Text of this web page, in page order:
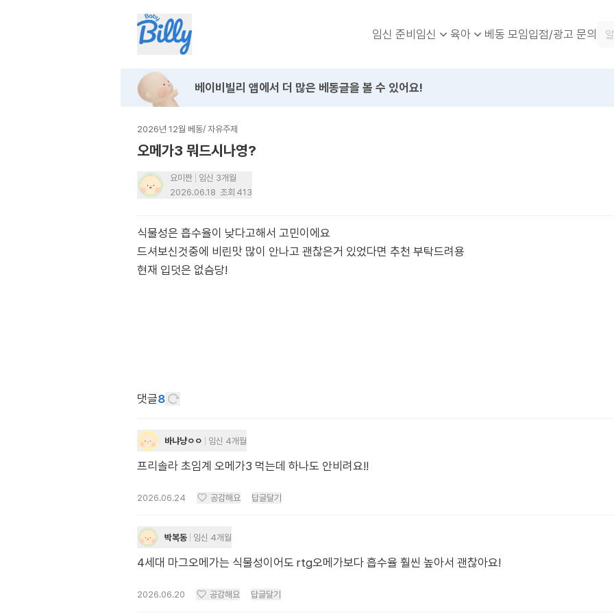
임신 준비임신 육아 베동 모임입점/광고 문의
베이비빌리 앱에서 더 많은 베동글을 볼 수 있어요!
2026년 12월 베동/ 자유주제
오메가3 뭐드시나영?
요미짠
임신 3개월
2026.06.18 조회 413
식물성은 흡수율이 낮다고해서 고민이에요
드셔보신것중에 비린맛 많이 안나고 괜찮은거 있었다면 추천 부탁드려용
현재 입덧은 없슴당!
댓글8
바냐냥ㅇㅇ 임신 4개월
프리솔라 초임계 오메가3 먹는데 하나도 안비려요!!
2026.06.24 공감해요 답글달기
박복동 임신 4개월
4세대 마그오메가는 식물성이어도 rtg오메가보다 흡수율 훨씬 높아서 괜찮아요!
2026.06.20 공감해요 답글달기